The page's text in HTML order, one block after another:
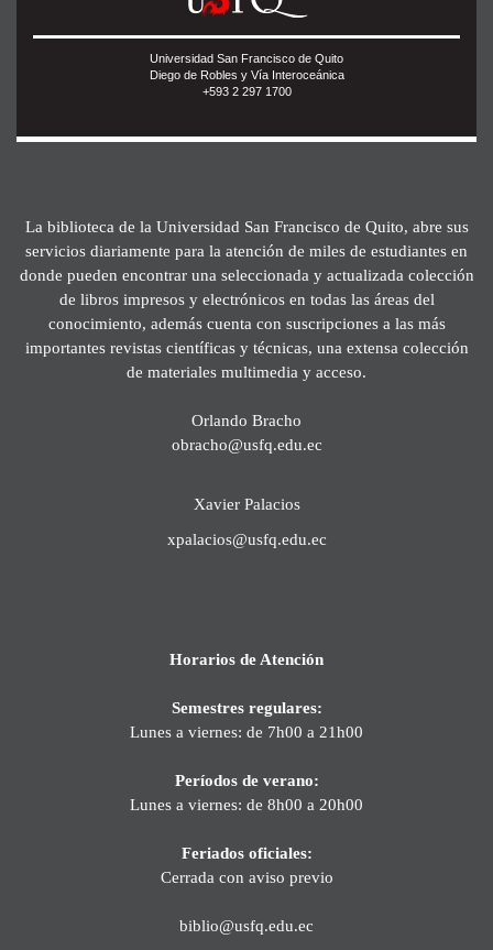
Universidad San Francisco de Quito
Diego de Robles y Vía Interoceánica
+593 2 297 1700
La biblioteca de la Universidad San Francisco de Quito, abre sus
servicios diariamente para la atención de miles de estudiantes en
donde pueden encontrar una seleccionada y actualizada colección
de libros impresos y electrónicos en todas las áreas del
conocimiento, además cuenta con suscripciones a las más
importantes revistas científicas y técnicas, una extensa colección
de materiales multimedia y acceso.
Orlando Bracho
obracho@usfq.edu.ec
Xavier Palacios
xpalacios@usfq.edu.ec
Horarios de Atención
Semestres regulares:
Lunes a viernes: de 7h00 a 21h00
Períodos de verano:
Lunes a viernes: de 8h00 a 20h00
Feriados oficiales:
Cerrada con aviso previo
biblio@usfq.edu.ec